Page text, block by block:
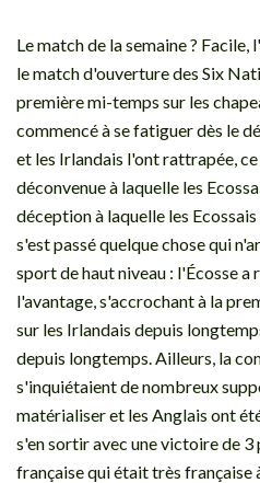
Le match de la semaine ?
le match d'ouverture des Six
première mi-temps sur les
commencé à se fatiguer dès le
et les Irlandais l'ont rattrapée,
déconvenue à laquelle les
déception à laquelle les
s'est passé quelque chose qui
sport de haut niveau : l'Écosse a
l'avantage, s'accrochant à la
sur les Irlandais depuis
depuis longtemps. Ailleurs, la
s'inquiétaient de nombreux
matérialiser et les Anglais ont
s'en sortir avec une victoire de 3
française qui était très française